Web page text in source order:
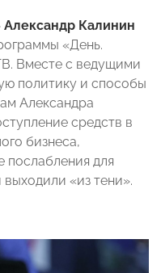
Александр Калинин
«День.
Вместе с ведущими
политику и способы
Александра
средств в
бизнеса,
послабления для
«из тени».